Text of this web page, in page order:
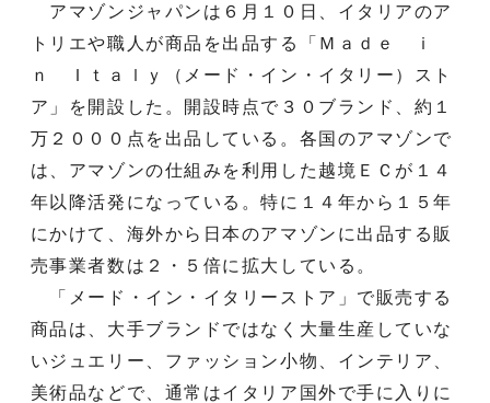
アマゾンジャパンは６月１０日、イタリアのア
トリエや職人が商品を出品する「Ｍａｄｅ ｉ
ｎ Ｉｔａｌｙ（メード・イン・イタリー）スト
ア」を開設した。開設時点で３０ブランド、約１
万２０００点を出品している。各国のアマゾンで
は、アマゾンの仕組みを利用した越境ＥＣが１４
年以降活発になっている。特に１４年から１５年
にかけて、海外から日本のアマゾンに出品する販
売事業者数は２・５倍に拡大している。
「メード・イン・イタリーストア」で販売する
商品は、大手ブランドではなく大量生産していな
いジュエリー、ファッション小物、インテリア、
美術品などで、通常はイタリア国外で手に入りに